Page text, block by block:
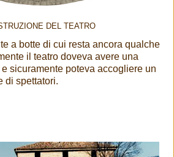
DEL TEATRO
a botte di cui resta ancora qualche
il teatro doveva avere una
sicuramente poteva accogliere un
di spettatori.